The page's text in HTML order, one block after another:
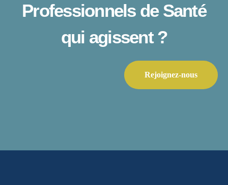
Professionnels de Santé
qui agissent ?
Rejoignez-nous